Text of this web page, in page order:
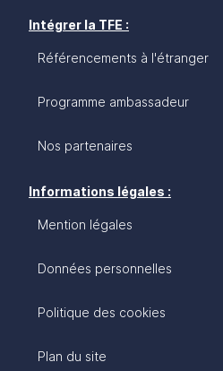
Intégrer la TFE :
Référencements à l'étranger
Programme ambassadeur
Nos partenaires
Informations légales :
Mention légales
Données personnelles
Politique des cookies
Plan du site